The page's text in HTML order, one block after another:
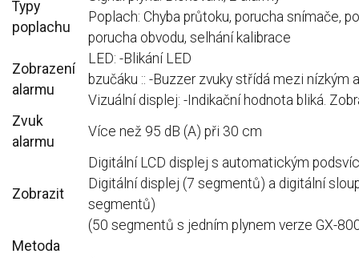
Typy
poplachu
Poplach: Chyba průtoku, porucha snímače,
porucha obvodu, selhání kalibrace
Zobrazení
alarmu
LED: -Blikání LED
bzučáku :: -Buzzer zvuky střídá mezi nízkým
Vizuální displej: -Indikační hodnota bliká.
Zvuk
alarmu
Více než 95 dB (A) při 30 cm
Zobrazit
Digitální LCD displej s automatickým
Digitální displej (7 segmentů) a digitální
segmentů)
(50 segmentů s jedním plynem verze GX-
Metoda